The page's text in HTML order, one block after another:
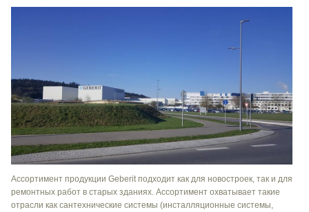
Ассортимент продукции Geberit подходит как для новостроек, так и для
ремонтных работ в старых зданиях. Ассортимент охватывает такие
отрасли как сантехнические системы (инсталляционные системы,